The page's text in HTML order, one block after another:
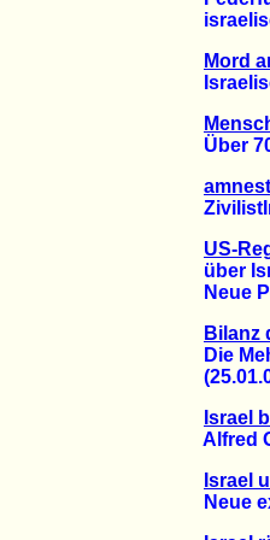
Mord
Über
US-
über
Neue
Bilanz
Die
Israel
Alfred
Israel
Neue